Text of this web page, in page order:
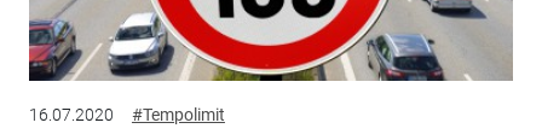
16.07.2020 #Tempolimit